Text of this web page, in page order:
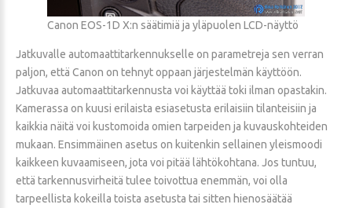
Canon EOS-1D X:n säätimiä ja yläpuolen LCD-näyttö
Jatkuvalle automaattitarkennukselle on parametreja sen verran
paljon, että Canon on tehnyt oppaan järjestelmän käyttöön.
Jatkuvaa automaattitarkennusta voi käyttää toki ilman opastakin.
Kamerassa on kuusi erilaista esiasetusta erilaisiin tilanteisiin ja
kaikkia näitä voi kustomoida omien tarpeiden ja kuvauskohteiden
mukaan. Ensimmäinen asetus on kuitenkin sellainen yleismoodi
kaikkeen kuvaamiseen, jota voi pitää lähtökohtana. Jos tuntuu,
että tarkennusvirheitä tulee toivottua enemmän, voi olla
tarpeellista kokeilla toista asetusta tai sitten hienosäätää